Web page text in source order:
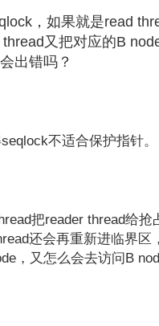
，如果就是read
又把对应的B
出错吗？
不适合保护指针。
把reader thread给
还会再重新进临界区
，又怎么会去访问B